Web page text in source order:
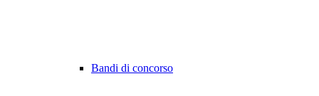
Bandi di concorso